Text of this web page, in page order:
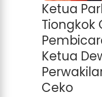
Ketua
Tiongkok
Ketua
Ceko